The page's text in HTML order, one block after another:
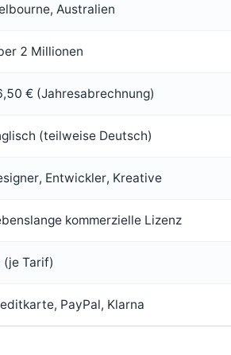
Australien
2 Millionen
€ (Jahresabrechnung)
(teilweise Deutsch)
Entwickler, Kreative
kommerzielle Lizenz
(je Tarif)
PayPal, Klarna